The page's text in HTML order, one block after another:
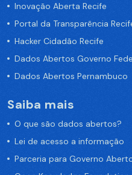
Inovação Aberta Recife
Portal da Transparência
Hacker Cidadão Recife
Dados Abertos Governo
Dados Abertos Pernambuco
Saiba mais
O que são dados abertos?
Lei de acesso a informação
Parceria para Governo